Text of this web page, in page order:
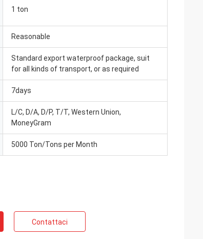
1 ton
Reasonable
Standard export waterproof package, suit
for all kinds of transport, or as required
7days
L/C, D/A, D/P, T/T, Western Union,
MoneyGram
5000 Ton/Tons per Month
Contattaci